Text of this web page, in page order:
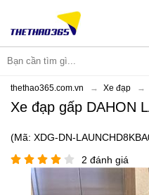
thethao365.com.vn Xe đạp
Xe đạp gấp DAHON
(Mã: XDG-DN-
2 đánh giá